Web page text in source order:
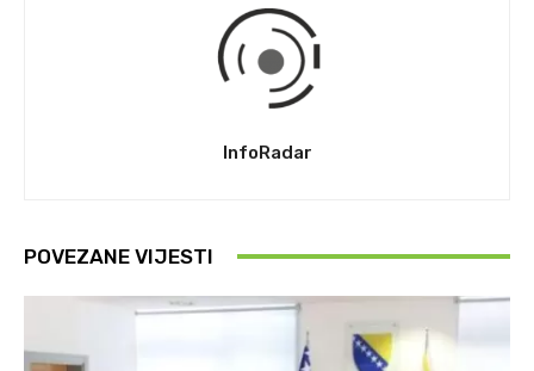
InfoRadar
POVEZANE VIJESTI